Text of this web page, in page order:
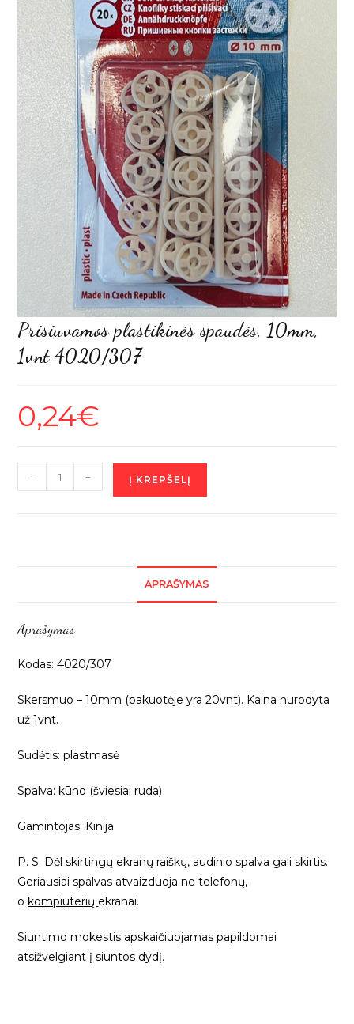
Prisiuvamos plastikinės spaudės, 10mm,
1vnt 4020/307
0,24€
produkto
kiekis:
- + Į KREPŠELĮ
APRAŠYMAS
Aprašymas
Kodas: 4020/307
Skersmuo – 10mm (pakuotėje yra 20vnt). Kaina nurodyta
už 1vnt.
Sudėtis: plastmasė
Spalva: kūno (šviesiai ruda)
Gamintojas: Kinija
P. S. Dėl skirtingų ekranų raiškų, audinio spalva gali skirtis.
Geriausiai spalvas atvaizduoja ne telefonų,
okompiuterių ekranai.
Siuntimo mokestis apskaičiuojamas papildomai
atsižvelgiant į siuntos dydį.